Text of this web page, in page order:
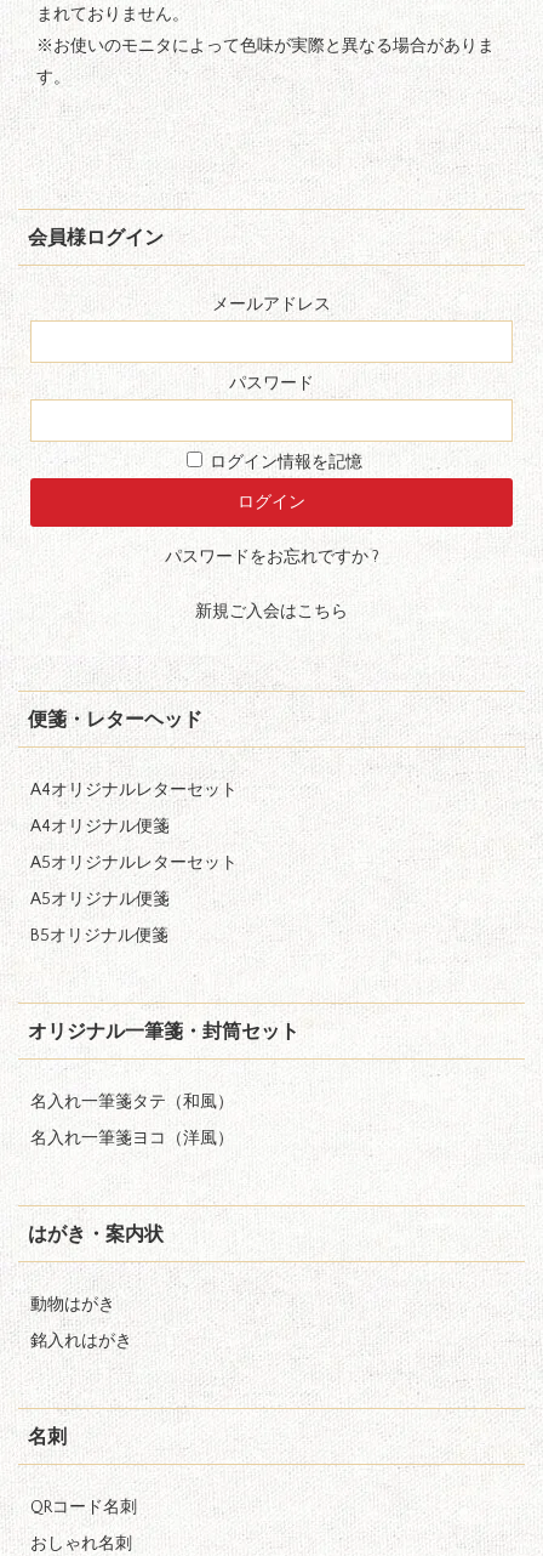
まれておりません。
※お使いのモニタによって色味が実際と異なる場合がありま
す。
会員様ログイン
メールアドレス
パスワード
ログイン情報を記憶
パスワードをお忘れですか ?
新規ご入会はこちら
便箋・レターヘッド
A4オリジナルレターセット
A4オリジナル便箋
A5オリジナルレターセット
A5オリジナル便箋
B5オリジナル便箋
オリジナル一筆箋・封筒セット
名入れ一筆箋タテ（和風）
名入れ一筆箋ヨコ（洋風）
はがき・案内状
動物はがき
銘入れはがき
名刺
QRコード名刺
おしゃれ名刺